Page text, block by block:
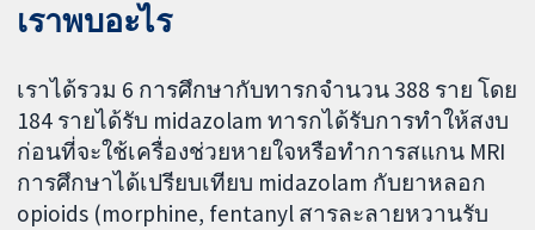
เราพบอะไร
เราได้รวม 6 การศึกษากับทารกจำนวน 388 ราย โดย
184 รายได้รับ midazolam ทารกได้รับการทำให้สงบ
ก่อนที่จะใช้เครื่องช่วยหายใจหรือทำการสแกน MRI
การศึกษาได้เปรียบเทียบ midazolam กับยาหลอก
opioids (morphine, fentanyl สารละลายหวานรับ